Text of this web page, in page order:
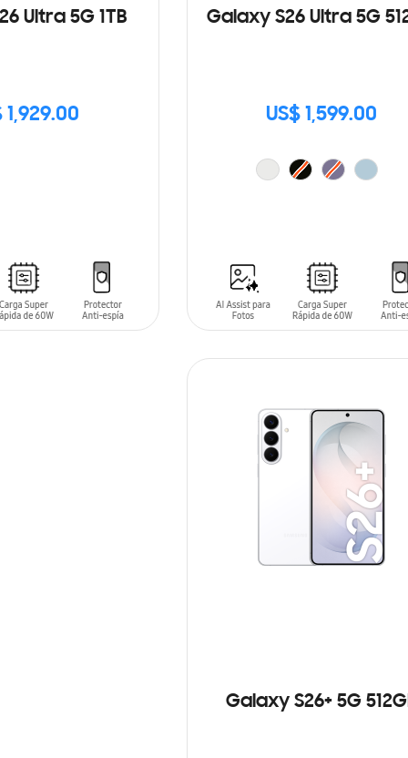
Ultra 5G 1TB
1,929.00
Galaxy S26 Ultra 5G
US$ 1,599.00
Galaxy S26+ 5G